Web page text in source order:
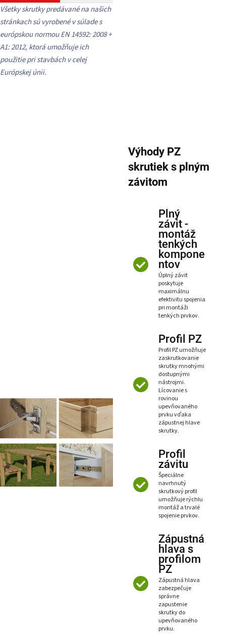
Všetky skrutky predávané na našich
stránkach sú vyrobené v súlade s
európskou normou EN 14592: 2008 +
A1: 2012, ktorá umožňuje ich
použitie pri stavbách v celej
Európskej únii.
Výhody PZ
skrutiek s plným
závitom
Plný
závit -
montáž
tenkých
kompone
ntov
Úplný závit
poskytuje
maximálnu
efektivitu spojenia
pri montáži
tenkých prvkov.
Profil PZ
Profil PZ umožňuje
zaskrutkovanie
skrutky mnohými
dostupnými
nástrojmi.
Lícovanie s
rovinou
upevňovaného
prvku vďaka
zápustnej hlave
skrutky.
Profil
závitu
Špeciálne
navrhnutý
skrutkový profil
umožňuje rýchlu
montáž a trvalé
spojenie prvkov.
Zápustná
hlava s
profilom
PZ
Zápustná hlava
zabezpečuje
správne
zapustenie
skrutky do
upevňovaného
prvku.